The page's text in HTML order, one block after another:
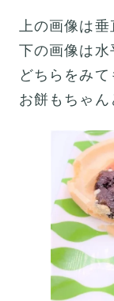
上の画像は
下の画像は水
どちらをみて
お餅もちゃん